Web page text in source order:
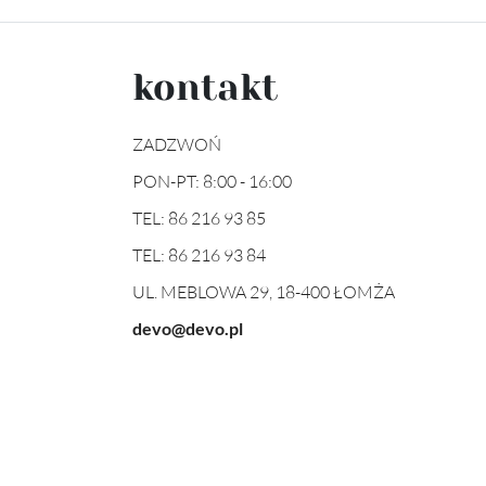
kontakt
ZADZWOŃ
PON-PT: 8:00 - 16:00
TEL: 86 216 93 85
TEL: 86 216 93 84
UL. MEBLOWA 29, 18-400 ŁOMŻA
devo@devo.pl